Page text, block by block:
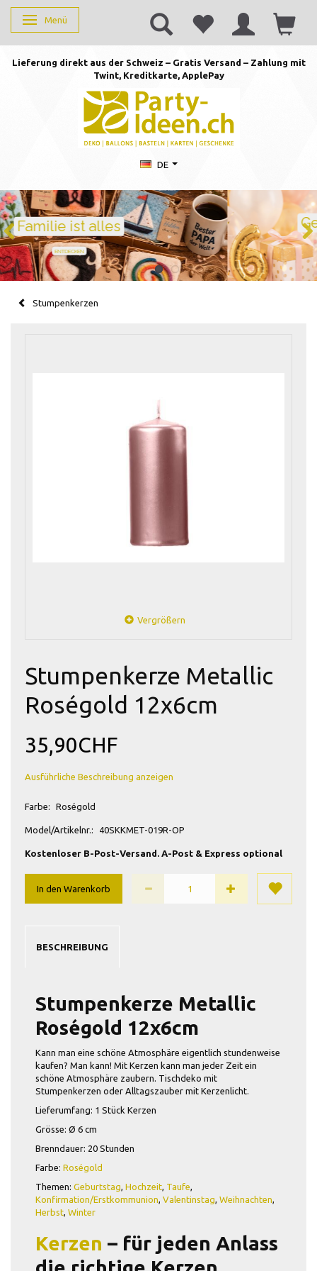
Anzeige ändern
Menü
Lieferung direkt aus der Schweiz – Gratis Versand – Zahlung mit
Twint, Kreditkarte, ApplePay
DE
Geburtstag feiern mit Stil
Ballons · Tischdeko · Karten · Zahlen
GEBURTSTAGSDEKO ENTDECKEN
Stumpenkerzen
Vergrößern
Stumpenkerze Metallic
Roségold 12x6cm
35,90CHF
Ausführliche Beschreibung anzeigen
Farbe: Roségold
Model/Artikelnr.: 40SKKMET-019R-OP
Kostenloser B-Post-Versand. A-Post & Express optional
In den Warenkorb
BESCHREIBUNG
Stumpenkerze Metallic
Roségold 12x6cm
Kann man eine schöne Atmosphäre eigentlich stundenweise
kaufen? Man kann! Mit Kerzen kann man jeder Zeit ein
schöne Atmosphäre zaubern. Tischdeko mit
Stumpenkerzen oder Alltagszauber mit Kerzenlicht.
Lieferumfang: 1 Stück Kerzen
Grösse: Ø 6 cm
Brenndauer: 20 Stunden
Farbe: Roségold
Themen: Geburtstag, Hochzeit, Taufe,
Konfirmation/Erstkommunion, Valentinstag, Weihnachten,
Herbst, Winter
Kerzen – für jeden Anlass